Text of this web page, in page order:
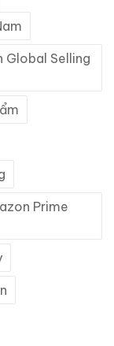
Global Selling
Prime